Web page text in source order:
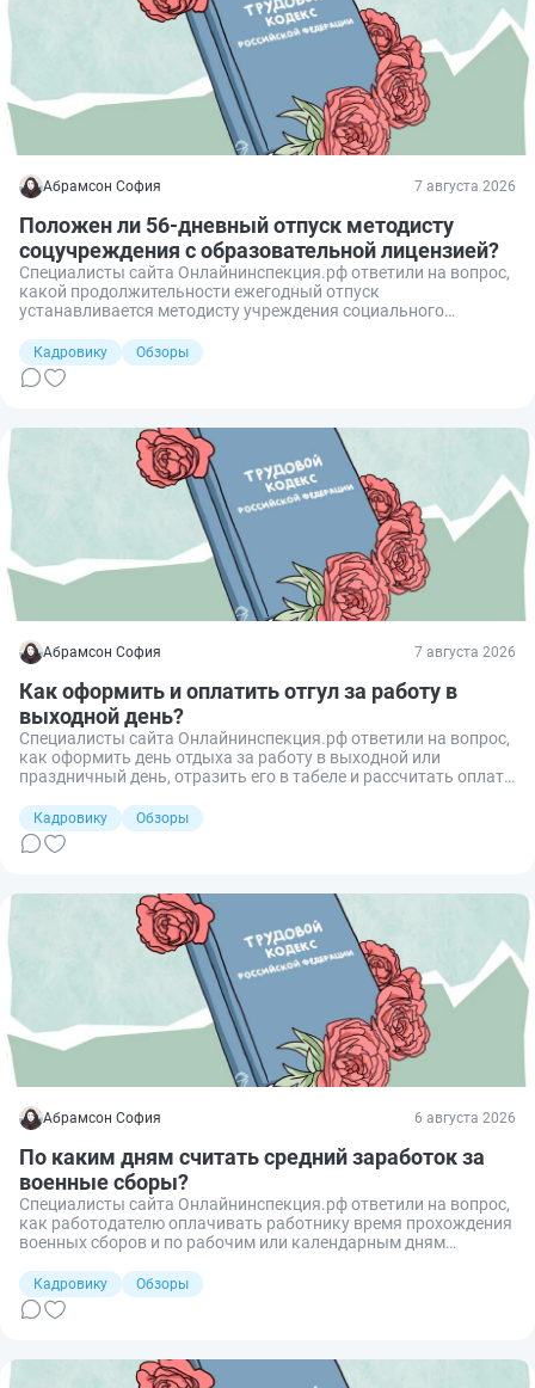
Абрамсон София 7 августа 2026
Положен ли 56‑дневный отпуск методисту
соцучреждения с образовательной лицензией?
Специалисты сайта Онлайнинспекция.рф ответили на вопрос,
какой продолжительности ежегодный отпуск
устанавливается методисту учреждения социального
образовательную деятельность и проводит обучение.
Кадровику Обзоры
Абрамсон София 7 августа 2026
Как оформить и оплатить отгул за работу в
выходной день?
Специалисты сайта Онлайнинспекция.рф ответили на вопрос,
как оформить день отдыха за работу в выходной или
праздничный день, отразить его в табеле и рассчитать оплату
Кадровику Обзоры
Абрамсон София 6 августа 2026
По каким дням считать средний заработок за
военные сборы?
Специалисты сайта Онлайнинспекция.рф ответили на вопрос,
как работодателю оплачивать работнику время прохождения
военных сборов и по рабочим или календарным дням
Кадровику Обзоры